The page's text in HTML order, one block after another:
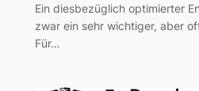
Ein diesbezüglich optimierter
zwar ein sehr wichtiger, aber
Für…